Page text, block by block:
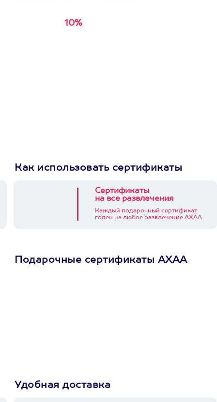
10%
Как использовать сертификаты
Сертификаты
на все развлечения
Каждый подарочный сертификат
годен на любое развлечение АХАА
Подарочные сертификаты АХАА
Удобная доставка